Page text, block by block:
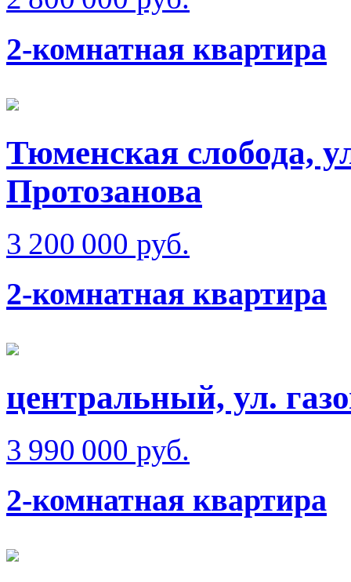
2-комнатная квартира
Тюменская слобода,
Протозанова
3 200 000 руб.
2-комнатная квартира
центральный, ул.
3 990 000 руб.
2-комнатная квартира